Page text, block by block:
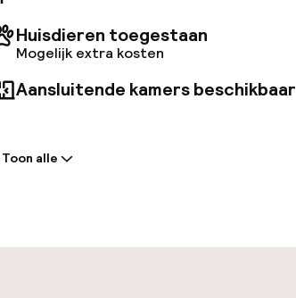
Huisdieren toegestaan
Mogelijk extra kosten
Aansluitende kamers beschikbaar
Toon alle